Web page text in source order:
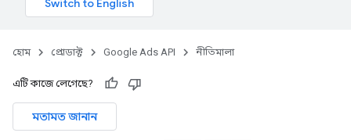
হোম প্রোডাক্ট Google Ads API নীতিমালা
এটি কাজে লেগেছে?
মতামত জানান